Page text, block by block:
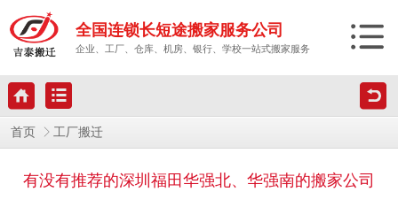
全国连锁长短途搬家服务公司
企业、工厂、仓库、机房、银行、学校一站式搬家服务
首页 工厂搬迁
有没有推荐的深圳福田华强北、华强南的搬家公司